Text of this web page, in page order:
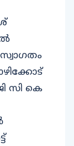
സി കെ